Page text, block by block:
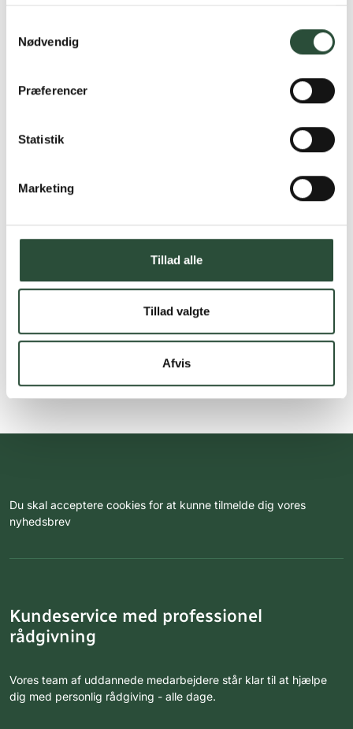
Nødvendig
Præferencer
Statistik
Marketing
Tillad alle
Tillad valgte
Afvis
Du skal acceptere cookies for at kunne tilmelde dig vores
nyhedsbrev
Kundeservice med professionel
rådgivning
Vores team af uddannede medarbejdere står klar til at hjælpe
dig med personlig rådgiving - alle dage.